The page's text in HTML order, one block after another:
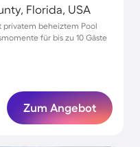
Florida, USA
privatem beheiztem Pool
für bis zu 10 Gäste
Zum Angebot